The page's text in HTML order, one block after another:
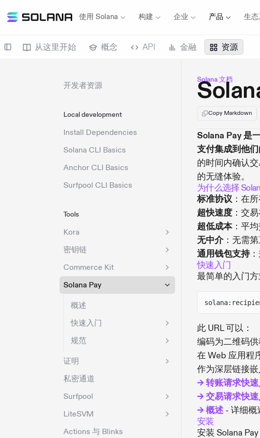
使用 Solana 构建 企业 产品 生
从这里开始 概念 API 金融 资源
开发者资源
Local development
Install Dependencies
Solana CLI Basics
Anchor CLI Basics
Surfpool CLI Basics
Tools
Kora
密钥链
Commerce Kit
Solana Pay
概述
快速入门
规范
证明
私密通道
Surfpool
LiteSVM
Actions 与 Blinks
Solana 文档
Copy Markdown
Solana Pay 是
支付集成到他们
的时间内确认
的无缝体验。
为什么选择
标准协议：在
超快速度 ：交
超低成本：平
无中介：无需
通用钱包支持
快速入门
最简单的入门方
此 URL 可以：
编码为二维码
在 Web 应用程
作为深层链接
→ 转账请求快
→ 交易请求快
→ 概述 - 详细概
安装
安装 Solana